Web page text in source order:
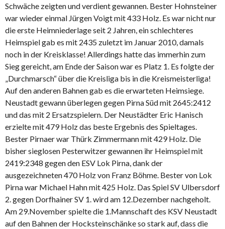
Schwäche zeigten und verdient gewannen. Bester Hohnsteiner
war wieder einmal Jürgen Voigt mit 433 Holz. Es war nicht nur
die erste Heimniederlage seit 2 Jahren, ein schlechteres
Heimspiel gab es mit 2435 zuletzt im Januar 2010, damals
noch in der Kreisklasse! Allerdings hatte das immerhin zum
Sieg gereicht, am Ende der Saison war es Platz 1. Es folgte der
„Durchmarsch“ über die Kreisliga bis in die Kreismeisterliga!
Auf den anderen Bahnen gab es die erwarteten Heimsiege.
Neustadt gewann überlegen gegen Pirna Süd mit 2645:2412
und das mit 2 Ersatzspielern. Der Neustädter Eric Hanisch
erzielte mit 479 Holz das beste Ergebnis des Spieltages.
Bester Pirnaer war Thürk Zimmermann mit 429 Holz. Die
bisher sieglosen Pesterwitzer gewannen ihr Heimspiel mit
2419:2348 gegen den ESV Lok Pirna, dank der
ausgezeichneten 470 Holz von Franz Böhme. Bester von Lok
Pirna war Michael Hahn mit 425 Holz. Das Spiel SV Ulbersdorf
2. gegen Dorfhainer SV 1. wird am 12.Dezember nachgeholt.
Am 29.November spielte die 1.Mannschaft des KSV Neustadt
auf den Bahnen der Hocksteinschänke so stark auf, dass die